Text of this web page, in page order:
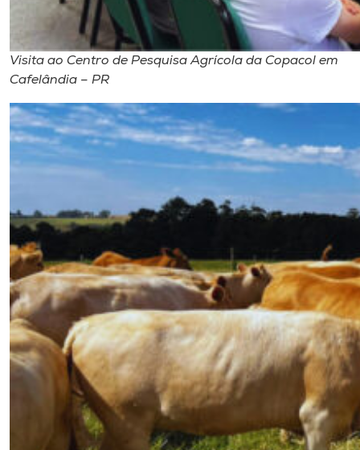
Visita ao Centro de Pesquisa Agrícola da Copacol em
Cafelândia – PR